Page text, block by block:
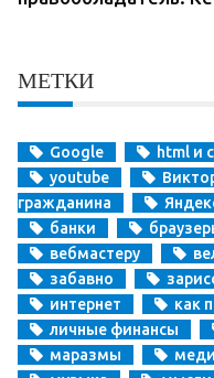
МЕТКИ
Google html и
youtube
гражданина
банки
вебмастеру
забавно
интернет
как
личные финансы
маразмы